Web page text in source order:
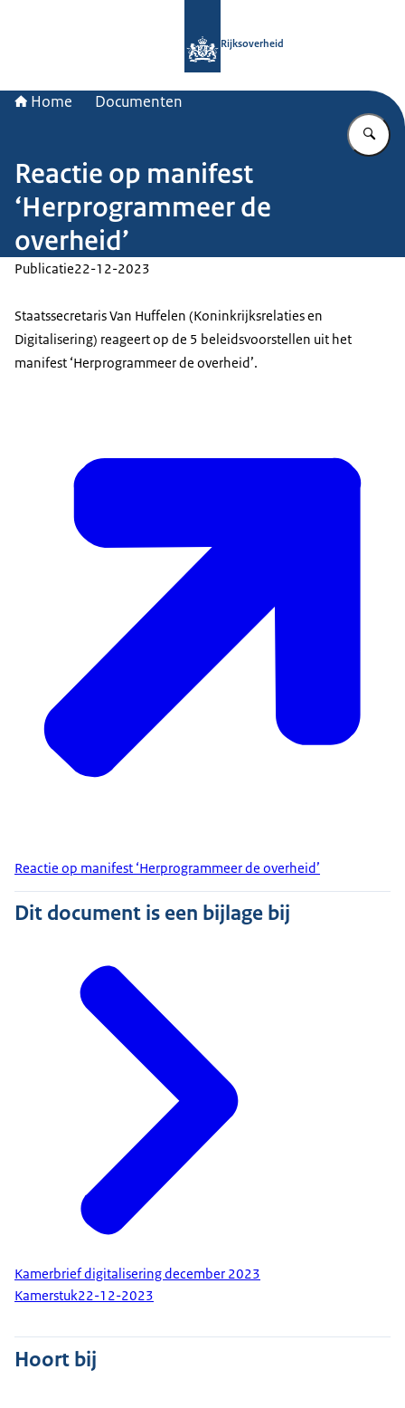
Rijksoverheid
Home Documenten
Reactie op manifest
‘Herprogrammeer de
overheid’
Publicatie22-12-2023
Staatssecretaris Van Huffelen (Koninkrijksrelaties en
Digitalisering) reageert op de 5 beleidsvoorstellen uit het
manifest ‘Herprogrammeer de overheid’.
Reactie op manifest ‘Herprogrammeer de overheid’
Dit document is een bijlage bij
Kamerbrief digitalisering december 2023
Kamerstuk22-12-2023
Hoort bij